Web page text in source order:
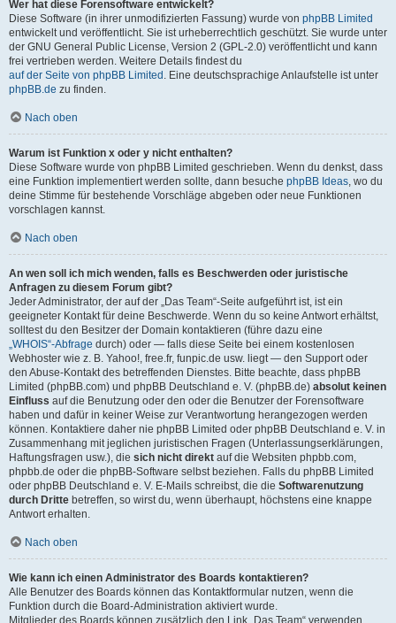
Wer hat diese Forensoftware entwickelt?
Diese Software (in ihrer unmodifizierten Fassung) wurde von phpBB Limited
entwickelt und veröffentlicht. Sie ist urheberrechtlich geschützt. Sie wurde unter
der GNU General Public License, Version 2 (GPL-2.0) veröffentlicht und kann
frei vertrieben werden. Weitere Details findest du
auf der Seite von phpBB Limited . Eine deutschsprachige Anlaufstelle ist unter
phpBB.de zu finden.
Nach oben
Warum ist Funktion x oder y nicht enthalten?
Diese Software wurde von phpBB Limited geschrieben. Wenn du denkst, dass
eine Funktion implementiert werden sollte, dann besuche phpBB Ideas, wo du
deine Stimme für bestehende Vorschläge abgeben oder neue Funktionen
vorschlagen kannst.
Nach oben
An wen soll ich mich wenden, falls es Beschwerden oder juristische
Anfragen zu diesem Forum gibt?
Jeder Administrator, der auf der „Das Team“-Seite aufgeführt ist, ist ein
geeigneter Kontakt für deine Beschwerde. Wenn du so keine Antwort erhältst,
solltest du den Besitzer der Domain kontaktieren (führe dazu eine
„WHOIS“-Abfrage durch) oder — falls diese Seite bei einem kostenlosen
Webhoster wie z. B. Yahoo!, free.fr, funpic.de usw. liegt — den Support oder
den Abuse-Kontakt des betreffenden Dienstes. Bitte beachte, dass phpBB
Limited (phpBB.com) und phpBB Deutschland e. V. (phpBB.de) absolut keinen
Einfluss auf die Benutzung oder den oder die Benutzer der Forensoftware
haben und dafür in keiner Weise zur Verantwortung herangezogen werden
können. Kontaktiere daher nie phpBB Limited oder phpBB Deutschland e. V. in
Zusammenhang mit jeglichen juristischen Fragen (Unterlassungserklärungen,
Haftungsfragen usw.), die sich nicht direkt auf die Websiten phpbb.com,
phpbb.de oder die phpBB-Software selbst beziehen. Falls du phpBB Limited
oder phpBB Deutschland e. V. E-Mails schreibst, die die Softwarenutzung
durch Dritte betreffen, so wirst du, wenn überhaupt, höchstens eine knappe
Antwort erhalten.
Nach oben
Wie kann ich einen Administrator des Boards kontaktieren?
Alle Benutzer des Boards können das Kontaktformular nutzen, wenn die
Funktion durch die Board-Administration aktiviert wurde.
Mitglieder des Boards können zusätzlich den Link „Das Team“ verwenden.